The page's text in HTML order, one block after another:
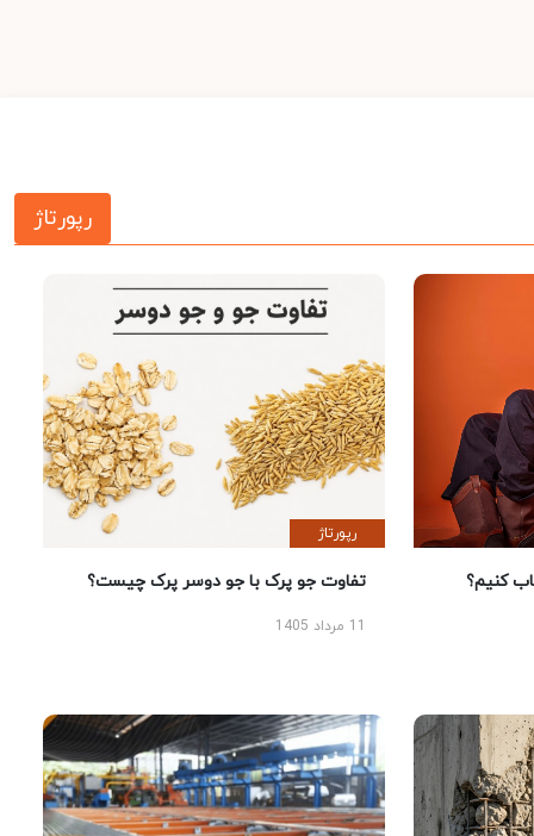
رپورتاژ
کنیم؟
رپورتاژ
تفاوت جو پرک با جو دوسر پرک چیست؟